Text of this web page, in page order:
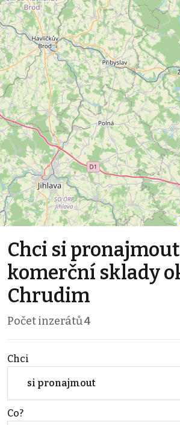
Chci si pronajmout
komerční sklady
Chrudim
Počet inzerátů4
Chci
si pronajmout
Co?